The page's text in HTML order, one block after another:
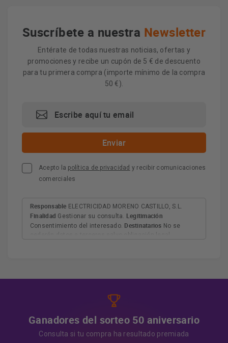
Suscríbete a nuestra Newsletter
Entérate de todas nuestras noticias, ofertas y
promociones y recibe un cupón de 5 € de descuento
para tu primera compra (importe mínimo de la compra
50 €).
Acepto la política de privacidad y recibir comunicaciones
comerciales
Responsable ELECTRICIDAD MORENO CASTILLO, S.L.
Finalidad Gestionar su consulta. Legitimación
Consentimiento del interesado. Destinatarios No se
Ganadores del sorteo 50 aniversario
Consulta si tu compra ha resultado premiada